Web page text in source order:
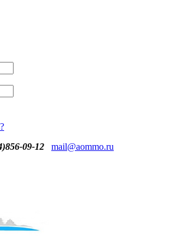
09-12
mail@aommo.ru